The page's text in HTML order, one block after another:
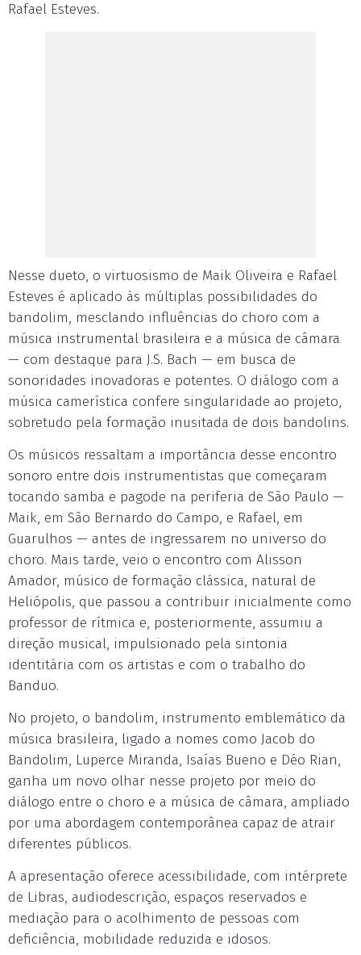
Rafael Esteves.
Nesse dueto, o virtuosismo de Maik Oliveira e Rafael
Esteves é aplicado às múltiplas possibilidades do
bandolim, mesclando influências do choro com a
música instrumental brasileira e a música de câmara
— com destaque para J.S. Bach — em busca de
sonoridades inovadoras e potentes. O diálogo com a
música camerística confere singularidade ao projeto,
sobretudo pela formação inusitada de dois bandolins.
Os músicos ressaltam a importância desse encontro
sonoro entre dois instrumentistas que começaram
tocando samba e pagode na periferia de São Paulo —
Maik, em São Bernardo do Campo, e Rafael, em
Guarulhos — antes de ingressarem no universo do
choro. Mais tarde, veio o encontro com Alisson
Amador, músico de formação clássica, natural de
Heliópolis, que passou a contribuir inicialmente como
professor de rítmica e, posteriormente, assumiu a
direção musical, impulsionado pela sintonia
identitária com os artistas e com o trabalho do
Banduo.
No projeto, o bandolim, instrumento emblemático da
música brasileira, ligado a nomes como Jacob do
Bandolim, Luperce Miranda, Isaías Bueno e Déo Rian,
ganha um novo olhar nesse projeto por meio do
diálogo entre o choro e a música de câmara, ampliado
por uma abordagem contemporânea capaz de atrair
diferentes públicos.
A apresentação oferece acessibilidade, com intérprete
de Libras, audiodescrição, espaços reservados e
mediação para o acolhimento de pessoas com
deficiência, mobilidade reduzida e idosos.